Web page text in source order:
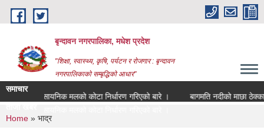
Skip to main content
बृन्दावन नगरपालिका, मधेश प्रदेश
"शिक्षा, स्वास्थ्य, कृषि, पर्यटन र रोजगार : बृन्दावन
नगरपालिकाको सम्बृद्धिको आधार"
समाचार
रासायनिक मलको कोटा निर्धारण गरिएको बारे ।
बागमति नदीको माछा ठेक्का
You are here
Home » भाद्र